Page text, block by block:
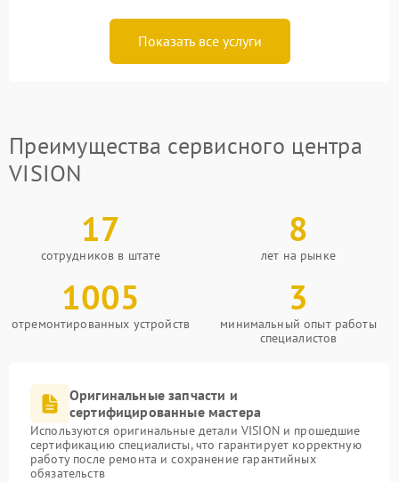
Показать все услуги
Преимущества сервисного центра
VISION
17
сотрудников в штате
8
лет на рынке
1005
отремонтированных устройств
3
минимальный опыт работы
специалистов
Оригинальные запчасти и
сертифицированные мастера
Используются оригинальные детали VISION и прошедшие
сертификацию специалисты, что гарантирует корректную
работу после ремонта и сохранение гарантийных
обязательств